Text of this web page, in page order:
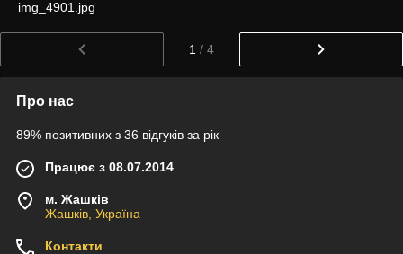
img_4901.jpg
1 / 4
Про нас
89% позитивних з 36 відгуків за рік
Працює з 08.07.2014
м. Жашків
Жашків, Україна
Контакти